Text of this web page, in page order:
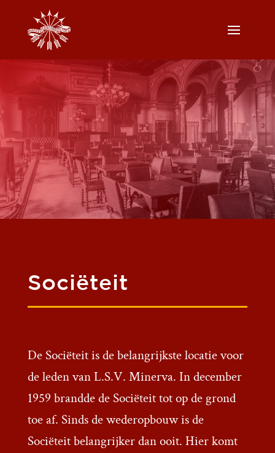
Sociëteit
De Sociëteit is de belangrijkste locatie voor
de leden van L.S.V. Minerva. In december
1959 brandde de Sociëteit tot op de grond
toe af. Sinds de wederopbouw is de
Sociëteit belangrijker dan ooit. Hier komt